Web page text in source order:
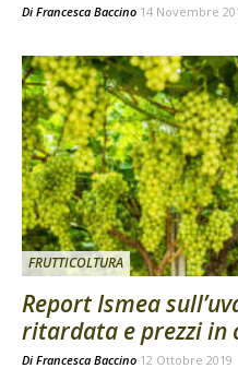
Di Francesca Baccino 14 Novembre
FRUTTICOLTURA
Report Ismea
ritardata e prezzi in
Di Francesca Baccino 12 Ottobre 2019